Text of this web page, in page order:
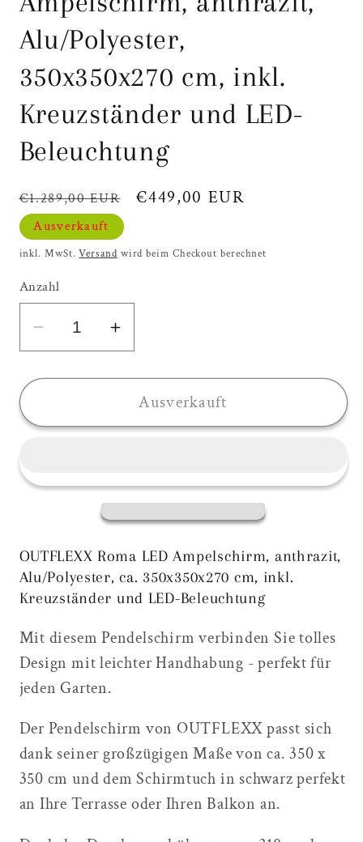
Alu/Polyester,
350x350x270 cm, inkl.
Kreuzständer und LED-
Beleuchtung
Normaler
Preis
€1.289,00 EUR Verkaufspreis
€449,00 EUR
Ausverkauft
inkl. MwSt.Versand wird beim Checkout berechnet
Anzahl
Verringere
die
Menge
OUTFLEXX
Ampelschirm,
anthrazit,
350x350x270
cm,
inkl.
und
LED-
Beleuchtung
Erhöhe
die
Menge
OUTFLEXX
Ampelschirm,
350x350x270
cm,
inkl.
und
LED-
Ausverkauft
OUTFLEXX Roma LED Ampelschirm, anthrazit,
Alu/Polyester, ca. 350x350x270 cm, inkl.
Kreuzständer und LED-Beleuchtung
Mit diesem Pendelschirm verbinden Sie tolles
Design mit leichter Handhabung - perfekt für
jeden Garten.
Der Pendelschirm von OUTFLEXX passt sich
dank seiner großzügigen Maße von ca. 350 x
350 cm und dem Schirmtuch in schwarz perfekt
an Ihre Terrasse oder Ihren Balkon an.